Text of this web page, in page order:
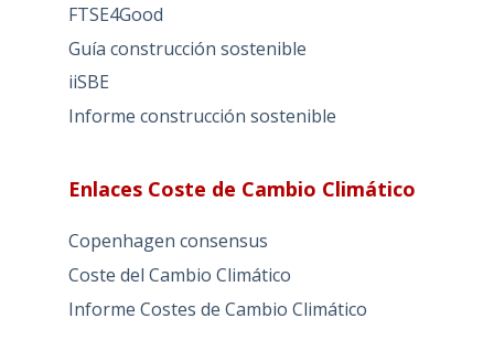
FTSE4Good
Guía construcción sostenible
iiSBE
Informe construcción sostenible
Enlaces Coste de Cambio Climático
Copenhagen consensus
Coste del Cambio Climático
Informe Costes de Cambio Climático